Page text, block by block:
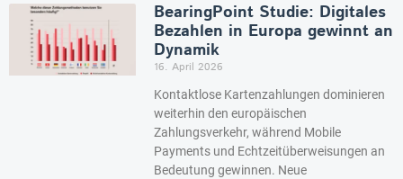
BearingPoint Studie: Digitales
Bezahlen in Europa gewinnt an
Dynamik
16. April 2026
Kontaktlose Kartenzahlungen dominieren
weiterhin den europäischen
Zahlungsverkehr, während Mobile
Payments und Echtzeitüberweisungen an
Bedeutung gewinnen. Neue